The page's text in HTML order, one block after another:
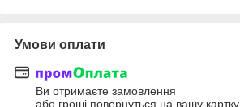
Умови оплати
Ви отримаєте замовлення
або гроші повернуться на вашу картку